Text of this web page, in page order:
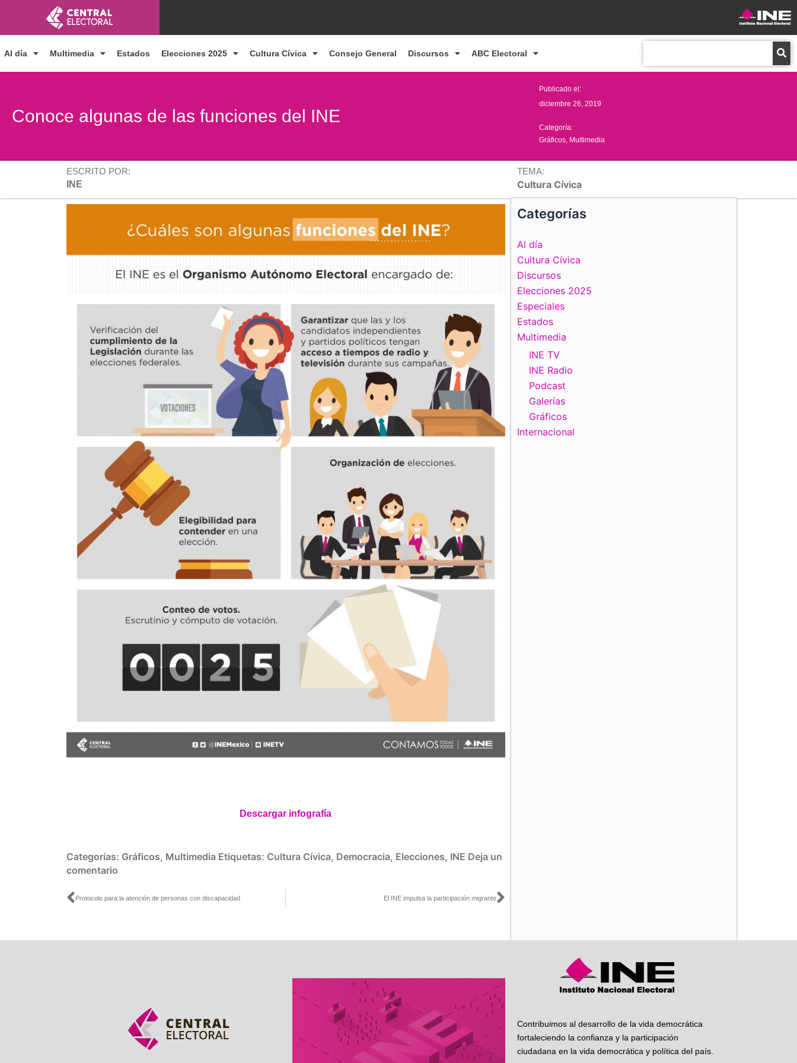
contenido
Al día Multimedia Estados Elecciones 2025 Cultura Cívica Consejo General Discursos ABC Electoral
Conoce algunas de las funciones del INE
Publicado el:
diciembre 26, 2019
Categoría:
Gráficos Multimedia
ESCRITO POR:
INE
TEMA:
Cultura Cívica
Descargar infografía
Categorías: Gráficos, Multimedia Etiquetas: Cultura Cívica, Democracia, Elecciones, INE Deja un
comentario
Ant
Protocolo para la atención de personas con discapacidad El INE impulsa la participación migranteSiguiente
Categorías
Al día
Cultura Cívica
Discursos
Elecciones 2025
Especiales
Estados
Multimedia
INE TV
INE Radio
Podcast
Galerías
Gráficos
Internacional
Contribuimos al desarrollo de la vida democrática
fortaleciendo la confianza y la participación
ciudadana en la vida democrática y política del país.